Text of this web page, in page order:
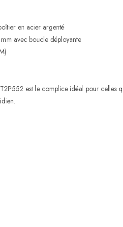
en acier argenté
avec boucle déployante
est le complice idéal pour celles